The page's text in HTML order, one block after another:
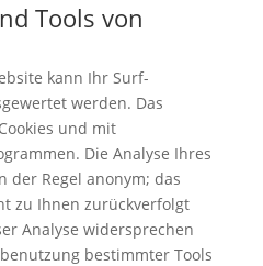
Tools von
kann Ihr Surf-
werden. Das
und mit
Die Analyse Ihres
der Regel anonym; das
zu Ihnen zurückverfolgt
Analyse widersprechen
bestimmter Tools